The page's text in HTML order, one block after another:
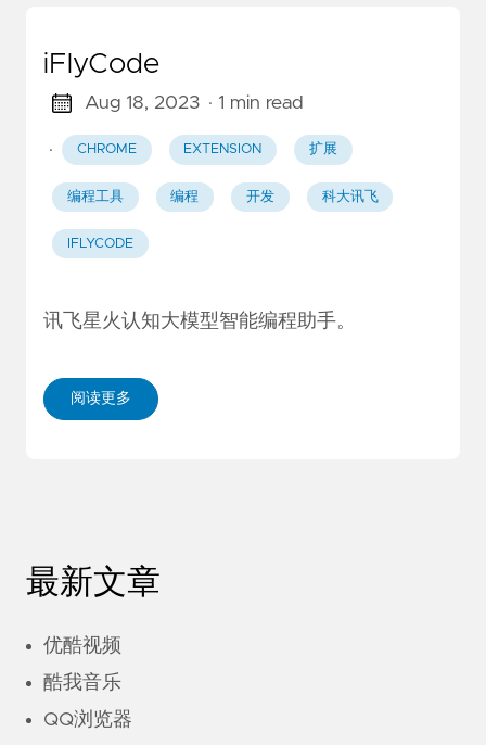
iFlyCode
Aug 18, 2023 · 1 min read
· CHROME EXTENSION 扩展
编程工具 编程 开发 科大讯飞
IFLYCODE
讯飞星火认知大模型智能编程助手。
阅读更多
最新文章
优酷视频
酷我音乐
QQ浏览器